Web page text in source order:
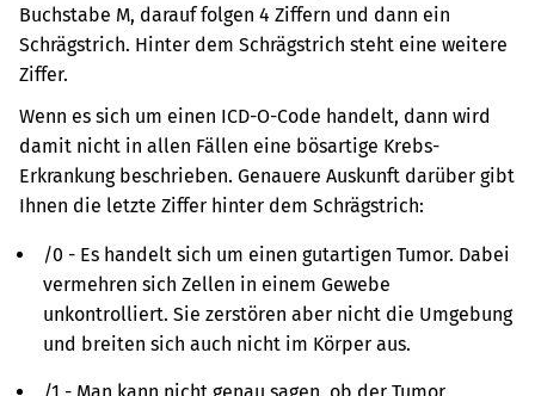
Buchstabe M, darauf folgen 4 Ziffern und dann ein
Schrägstrich. Hinter dem Schrägstrich steht eine weitere
Ziffer.
Wenn es sich um einen ICD-O-Code handelt, dann wird
damit nicht in allen Fällen eine bösartige Krebs-
Erkrankung beschrieben. Genauere Auskunft darüber gibt
Ihnen die letzte Ziffer hinter dem Schrägstrich:
/0 - Es handelt sich um einen gutartigen Tumor. Dabei
vermehren sich Zellen in einem Gewebe
unkontrolliert. Sie zerstören aber nicht die Umgebung
und breiten sich auch nicht im Körper aus.